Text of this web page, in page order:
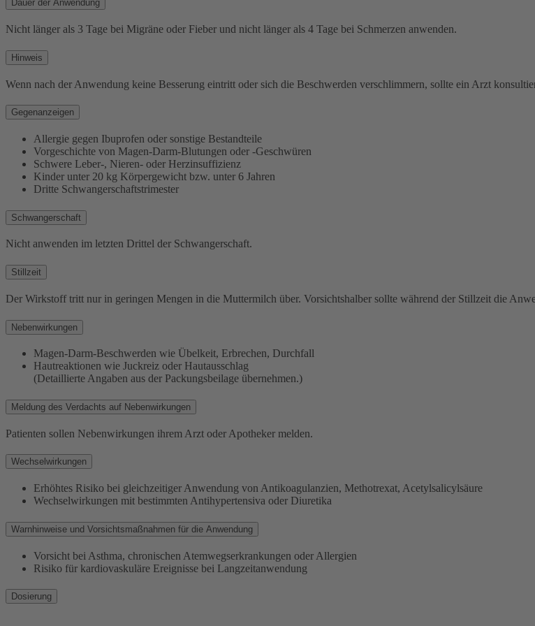
Dauer der Anwendung
Nicht länger als 3 Tage bei Migräne oder Fieber und nicht länger als 4 Tage bei Schmerzen anwenden.
Hinweis
Wenn nach der Anwendung keine Besserung eintritt oder sich die Beschwerden verschlimmern, sollte ein Arzt
Gegenanzeigen
Allergie gegen Ibuprofen oder sonstige Bestandteile
Vorgeschichte von Magen-Darm-Blutungen oder -Geschwüren
Schwere Leber-, Nieren- oder Herzinsuffizienz
Kinder unter 20 kg Körpergewicht bzw. unter 6 Jahren
Dritte Schwangerschaftstrimester
Schwangerschaft
Nicht anwenden im letzten Drittel der Schwangerschaft.
Stillzeit
Der Wirkstoff tritt nur in geringen Mengen in die Muttermilch über. Vorsichtshalber sollte während der Stillzeit die
Nebenwirkungen
Magen-Darm-Beschwerden wie Übelkeit, Erbrechen, Durchfall
Hautreaktionen wie Juckreiz oder Hautausschlag
(Detaillierte Angaben aus der Packungsbeilage übernehmen.)
Meldung des Verdachts auf Nebenwirkungen
Patienten sollen Nebenwirkungen ihrem Arzt oder Apotheker melden.
Wechselwirkungen
Erhöhtes Risiko bei gleichzeitiger Anwendung von Antikoagulanzien, Methotrexat, Acetylsalicylsäure
Wechselwirkungen mit bestimmten Antihypertensiva oder Diuretika
Warnhinweise und Vorsichtsmaßnahmen für die Anwendung
Vorsicht bei Asthma, chronischen Atemwegserkrankungen oder Allergien
Risiko für kardiovaskuläre Ereignisse bei Langzeitanwendung
Dosierung